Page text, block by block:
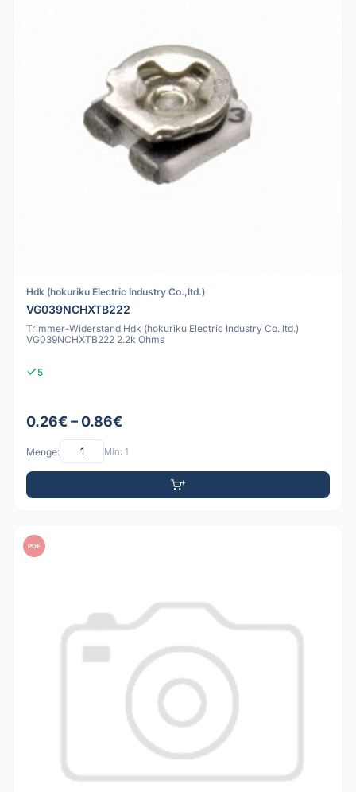
Hdk (hokuriku Electric Industry Co.,ltd.)
VG039NCHXTB222
Trimmer-Widerstand Hdk (hokuriku Electric Industry Co.,ltd.)
VG039NCHXTB222 2.2k Ohms
5
0.26€ – 0.86€
Menge: Min: 1
PDF